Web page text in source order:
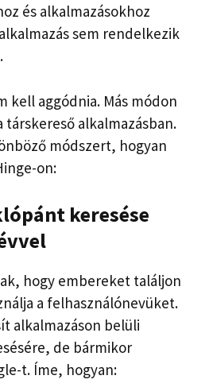
és alkalmazásokhoz
sem rendelkezik
kell aggódnia. Más módon
társkereső alkalmazásban.
módszert, hogyan
on:
keresése
hogy embereket találjon
a felhasználónevüket.
alkalmazáson belüli
de bármikor
t. Íme, hogyan: